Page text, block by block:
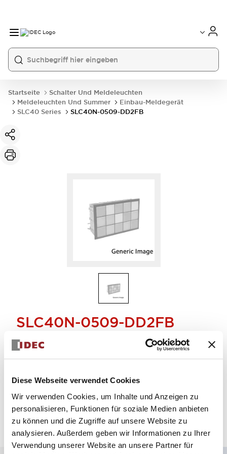
Diese Webseite verwendet Cookies
Wir verwenden Cookies, um Inhalte und Anzeigen zu
personalisieren, Funktionen für soziale Medien anbieten
zu können und die Zugriffe auf unsere Website zu
analysieren. Außerdem geben wir Informationen zu Ihrer
Verwendung unserer Website an unsere Partner für
Startseite
Schalter Und Meldeleuchten
Meldeleuchten Und Summer
Einbau-Meldegerät
SLC40 Series
SLC40N-0509-DD2FB
SLC40N-0509-DD2FB
KOMBINATIONSLEUCHTE
Menge auswählen
zum Zitat hinzufügen